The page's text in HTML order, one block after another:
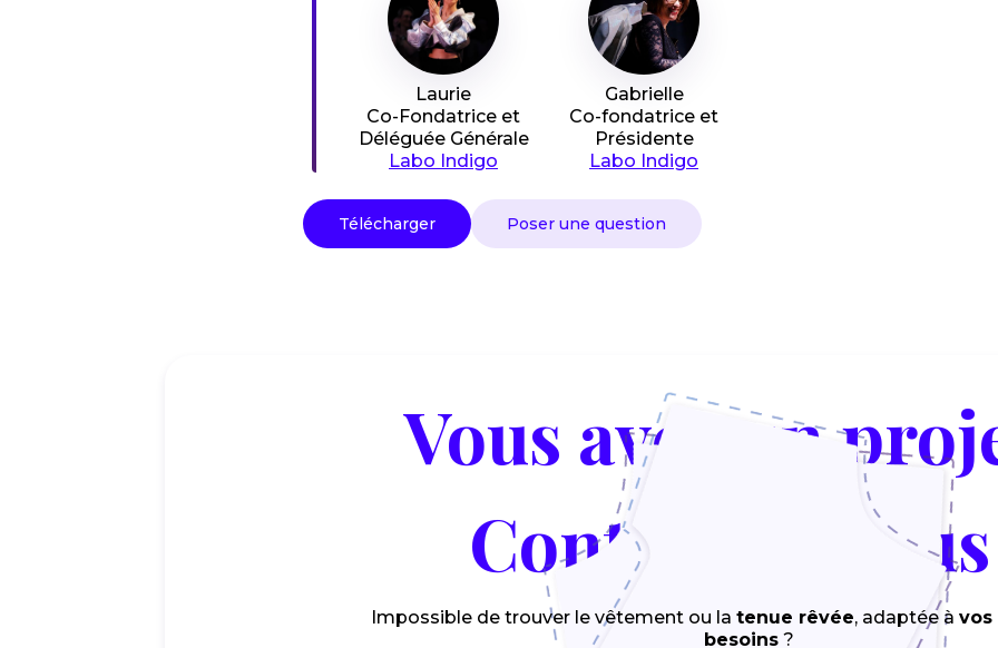
Laurie
Co-Fondatrice et
Déléguée Générale
Labo Indigo
Gabrielle
Co-fondatrice et
Présidente
Labo Indigo
Télécharger Poser une question
Vous avez un
Contactez-
Impossible de trouver le vêtement ou la tenue rêvée, adaptée à vos
besoins?